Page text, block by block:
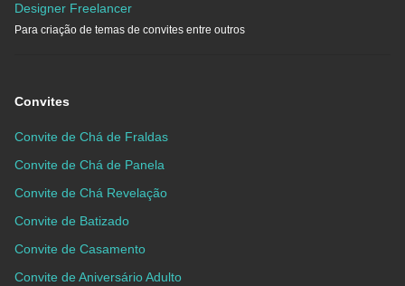
Designer Freelancer
Para criação de temas de convites entre outros
Convites
Convite de Chá de Fraldas
Convite de Chá de Panela
Convite de Chá Revelação
Convite de Batizado
Convite de Casamento
Convite de Aniversário Adulto